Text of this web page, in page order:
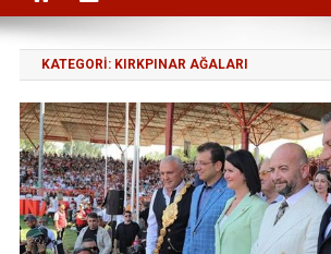
KATEGORI: KIRKPINAR AĞALARI